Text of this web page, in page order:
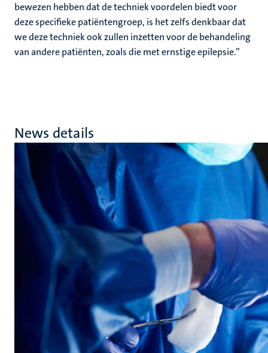
bewezen hebben dat de techniek voordelen biedt voor
deze specifieke patiëntengroep, is het zelfs denkbaar dat
we deze techniek ook zullen inzetten voor de behandeling
van andere patiënten, zoals die met ernstige epilepsie.”
News details